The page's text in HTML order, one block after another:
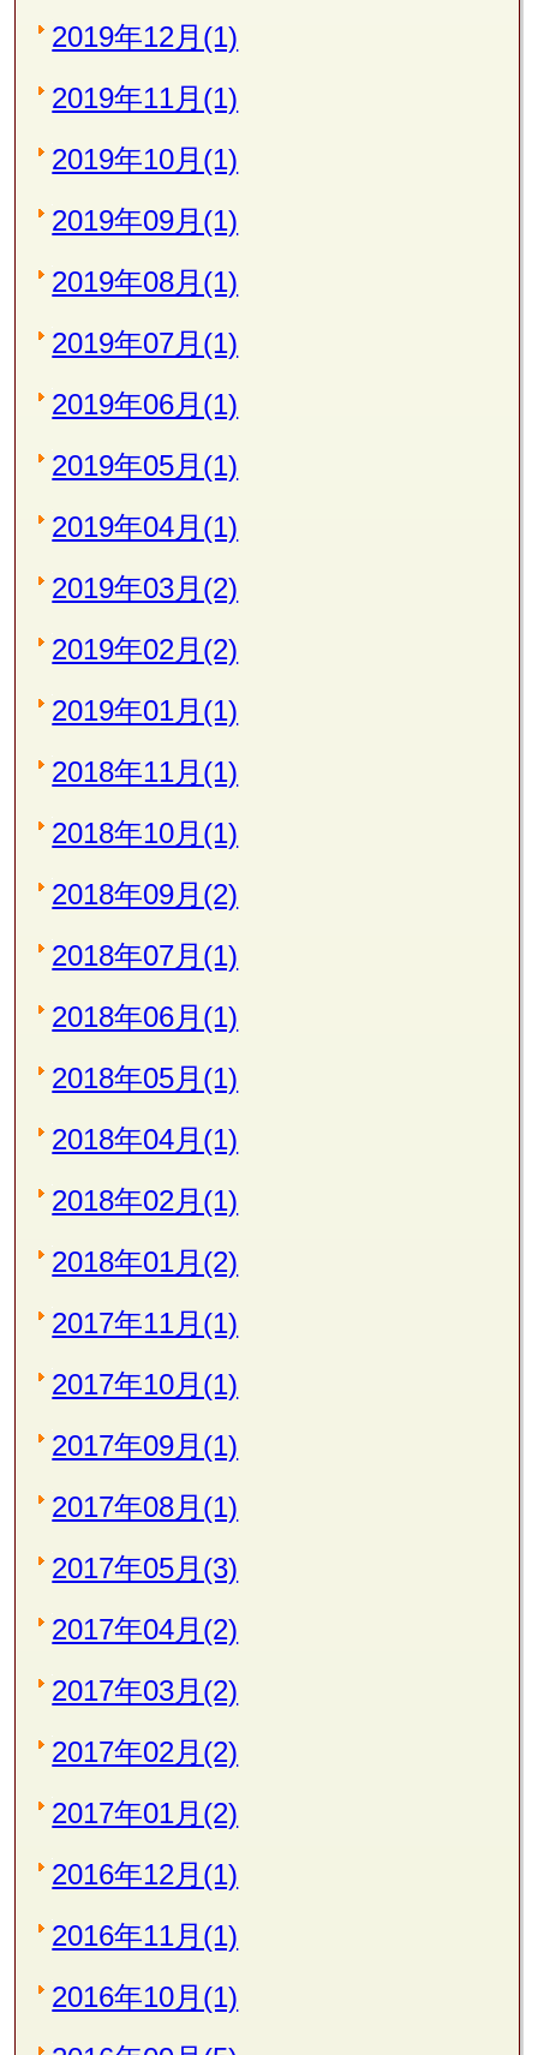
2019年12月(1)
2019年11月(1)
2019年10月(1)
2019年09月(1)
2019年08月(1)
2019年07月(1)
2019年06月(1)
2019年05月(1)
2019年04月(1)
2019年03月(2)
2019年02月(2)
2019年01月(1)
2018年11月(1)
2018年10月(1)
2018年09月(2)
2018年07月(1)
2018年06月(1)
2018年05月(1)
2018年04月(1)
2018年02月(1)
2018年01月(2)
2017年11月(1)
2017年10月(1)
2017年09月(1)
2017年08月(1)
2017年05月(3)
2017年04月(2)
2017年03月(2)
2017年02月(2)
2017年01月(2)
2016年12月(1)
2016年11月(1)
2016年10月(1)